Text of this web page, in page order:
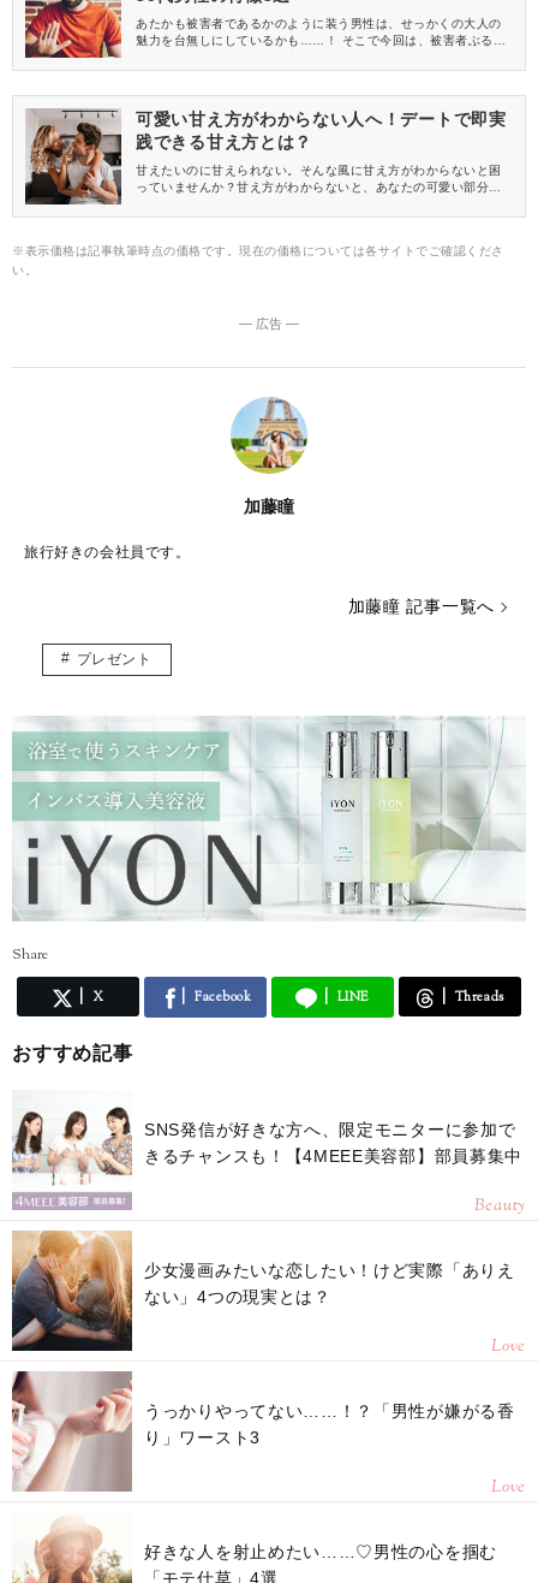
あたかも被害者であるかのように装う男性は、せっかくの大人の
魅力を台無しにしているかも……！ そこで今回は、被害者ぶる40
声と共にお届けします。
可愛い甘え方がわからない人へ！デートで即実
践できる甘え方とは？
甘えたいのに甘えられない。そんな風に甘え方がわからないと困
っていませんか？甘え方がわからないと、あなたの可愛い部分を
う行為を恥ずかしいと感じている方も多いかもしれませんが、そ
かでしょうか♪
※表示価格は記事執筆時点の価格です。現在の価格については各サイトでご確認くださ
い。
― 広告 ―
加藤瞳
旅行好きの会社員です。
加藤瞳 記事一覧へ
プレゼント
Share
X Facebook LINE Threads
おすすめ記事
SNS発信が好きな方へ、限定モニターに参加で
きるチャンスも！【4MEEE美容部】部員募集中
Beauty
少女漫画みたいな恋したい！けど実際「ありえ
ない」4つの現実とは？
Love
うっかりやってない……！？「男性が嫌がる香
り」ワースト3
Love
好きな人を射止めたい……♡男性の心を掴む
「モテ仕草」4選